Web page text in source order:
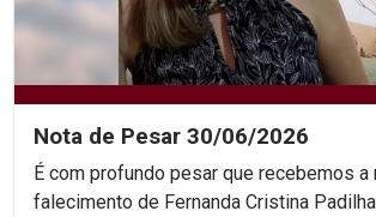
Nota de Pesar 30/06/2026
É com profundo pesar que recebemos a
falecimento de Fernanda Cristina